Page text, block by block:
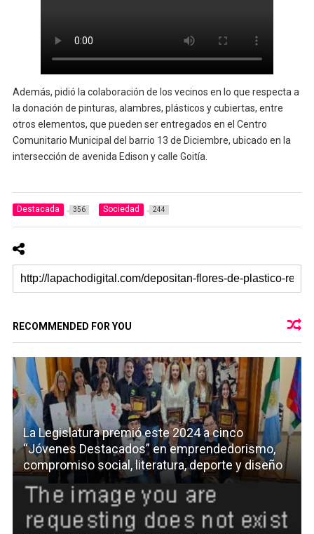
Además, pidió la colaboración de los vecinos en lo que respecta a
la donación de pinturas, alambres, plásticos y cubiertas, entre
otros elementos, que pueden ser entregados en el Centro
Comunitario Municipal del barrio 13 de Diciembre, ubicado en la
intersección de avenida Edison y calle Goitía.
Destacada 356 Sociedad 244
RECOMMENDED FOR YOU
La Legislatura premió este 2024 a cinco
“Jóvenes Destacados” en emprendedorismo,
compromiso social, literatura, deporte y diseño